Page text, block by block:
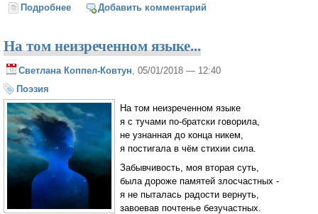
Подробнее о Рождество
Добавить комментарий
На том неизреченном языке...
Светлана Коппел-Ковтун , 05/01/2018 — 12:40
Поэзия
На том неизреченном языке
я с тучами по-братски говорила,
не узнанная до конца никем,
я постигала в чём стихии сила.
Забывчивость, моя вторая суть,
была дороже памятей злосчастных -
я не пыталась радости вернуть,
завоевав почтенье безучастных.